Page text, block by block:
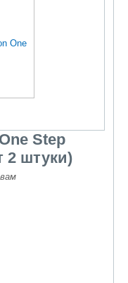
Step
2 штуки)